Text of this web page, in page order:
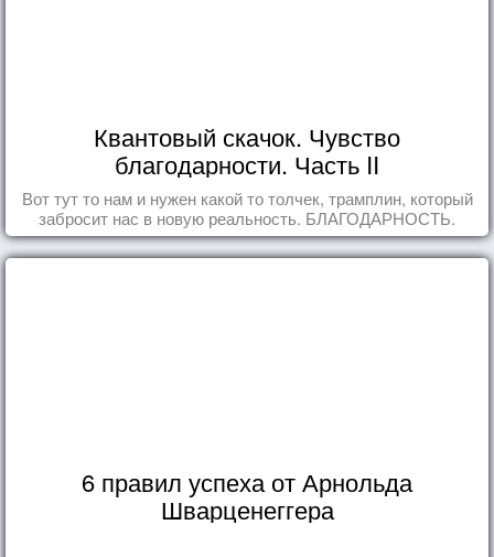
Квантовый скачок. Чувство
благодарности. Часть II
Вот тут то нам и нужен какой то толчек, трамплин, который
забросит нас в новую реальность. БЛАГОДАРНОСТЬ.
6 правил успеха от Арнольда
Шварценеггера